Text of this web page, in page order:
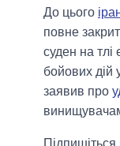
До цього
повне
суден на тлі
бойових дій
заявив про
Підпишіться